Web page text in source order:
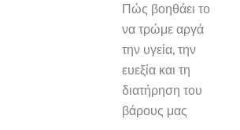
Πώς βοηθάει το
να τρώμε αργά
την υγεία, την
ευεξία και τη
διατήρηση του
βάρους μας